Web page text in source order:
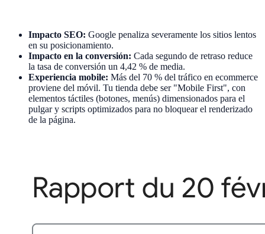
Impacto SEO: Google penaliza severamente los sitios lentos
en su posicionamiento.
Impacto en la conversión: Cada segundo de retraso reduce
la tasa de conversión un 4,42 % de media.
Experiencia mobile: Más del 70 % del tráfico en ecommerce
proviene del móvil. Tu tienda debe ser "Mobile First", con
elementos táctiles (botones, menús) dimensionados para el
pulgar y scripts optimizados para no bloquear el renderizado
de la página.